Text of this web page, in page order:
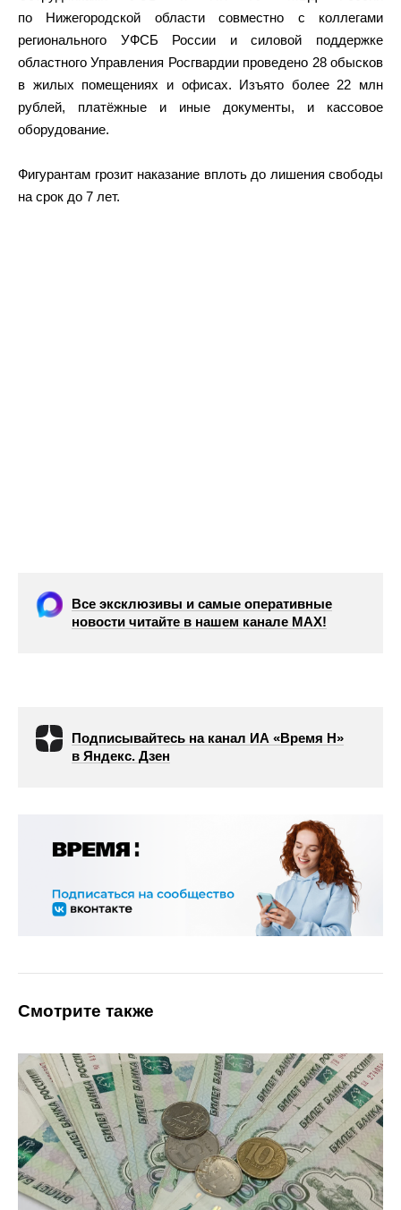
по Нижегородской области совместно с коллегами
регионального УФСБ России и силовой поддержке
областного Управления Росгвардии проведено 28 обысков
в жилых помещениях и офисах. Изъято более 22 млн
рублей, платёжные и иные документы, и кассовое
оборудование.
Фигурантам грозит наказание вплоть до лишения свободы
на срок до 7 лет.
Все эксклюзивы и самые оперативные
новости читайте в нашем канале МАХ!
Подписывайтесь на канал ИА «Время Н»
в Яндекс. Дзен
Смотрите также